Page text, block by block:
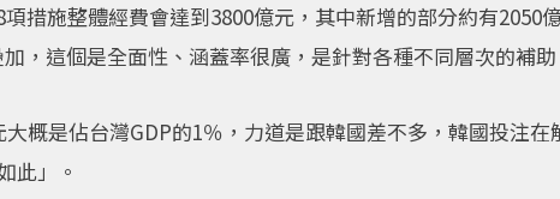
措施整體經費會達到3800億元，其中新增的部分約有2050
，這個是全面性、涵蓋率很廣，是針對各種不同層次的補助
概是佔台灣GDP的1％，力道是跟韓國差不多，韓國投注
此」。